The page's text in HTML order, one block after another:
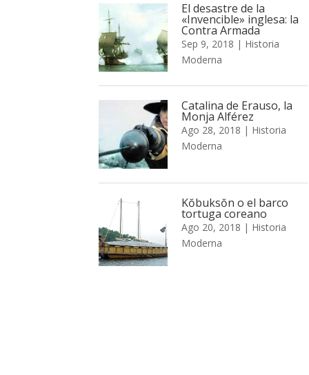
El desastre de la
«Invencible» inglesa: la
Contra Armada
Sep 9, 2018 | Historia
Moderna
Catalina de Erauso, la
Monja Alférez
Ago 28, 2018 | Historia
Moderna
Kŏbuksŏn o el barco
tortuga coreano
Ago 20, 2018 | Historia
Moderna